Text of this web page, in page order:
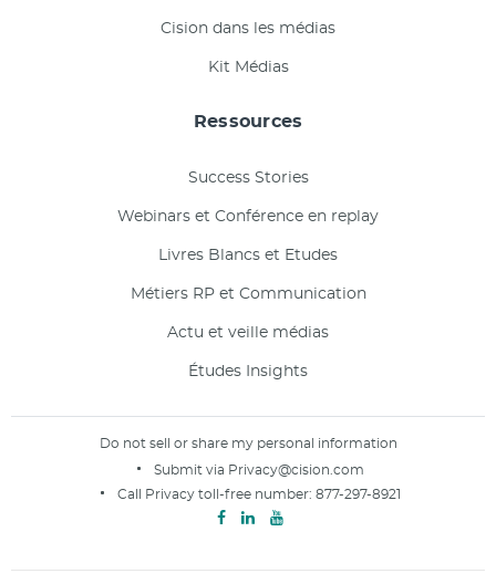
Cision dans les médias
Kit Médias
Ressources
Success Stories
Webinars et Conférence en replay
Livres Blancs et Etudes
Métiers RP et Communication
Actu et veille médias
Études Insights
Do not sell or share my personal information
Submit via Privacy@cision.com
Call Privacy toll-free number: 877-297-8921